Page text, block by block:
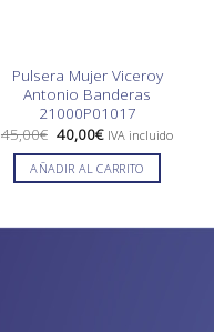
Pulsera Mujer Viceroy
Antonio Banderas
21000P01017
45,00€ El
precio
original
era:
45,00€.
40,00€El
precio
actual
es:
40,00€.
IVA incluido
AÑADIR AL CARRITO